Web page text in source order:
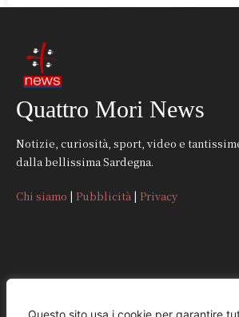
Questo sito usa i cookie per garantire
Quattro Mori News
Notizie, curiosità, sport, video e
dalla bellissima Sardegna.
Chi siamo | Pubblicità | Privacy
CONTATTI